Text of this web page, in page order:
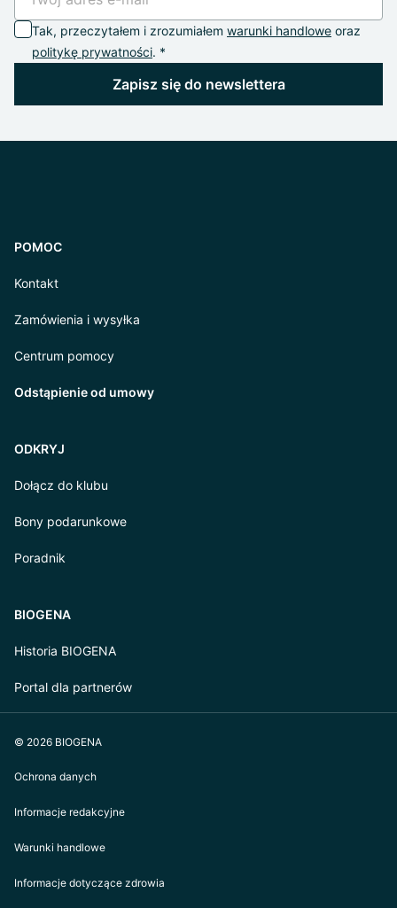
Tak, przeczytałem i zrozumiałem warunki handlowe oraz
politykę prywatności. *
Zapisz się do newslettera
POMOC
Kontakt
Zamówienia i wysyłka
Centrum pomocy
Odstąpienie od umowy
ODKRYJ
Dołącz do klubu
Bony podarunkowe
Poradnik
BIOGENA
Historia BIOGENA
Portal dla partnerów
© 2026 BIOGENA
Ochrona danych
Informacje redakcyjne
Warunki handlowe
Informacje dotyczące zdrowia